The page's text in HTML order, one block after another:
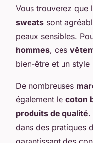
Vous trouverez que
sweats sont
peaux sensibles.
hommes, ces
bien-être et un style
De nombreuses
également le coton
produits de qualité.
dans des pratiques
garantissant des